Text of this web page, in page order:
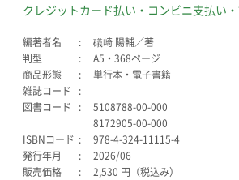
クレジットカード払い・コンビニ支払い
編著者名
礒崎 陽輔／著
判型
A5・368ページ
商品形態
単行本・電子書籍
雑誌コード
図書コード
5108788-00-000
8172905-00-000
ISBNコード
978-4-324-11115-4
発行年月
2026/06
販売価格
2,530 円（税込み）